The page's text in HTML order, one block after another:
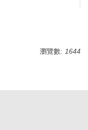
瀏覽數: 1644